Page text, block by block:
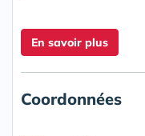
En savoir plus
Coordonnées